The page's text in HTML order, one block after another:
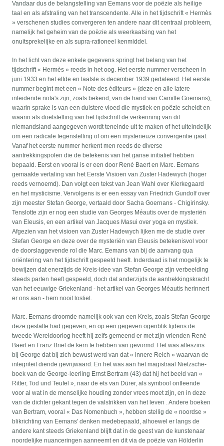
Vandaar dus de belangstelling van Eemans voor de poëzie als heilige
taal en als afstraling van het transcendente. Alle in het tijdschrift « Hermès
» verschenen studies convergeren ten andere naar dit centraal probleem,
namelijk het geheim van de poëzie als weerkaatsing van het
onuitsprekelijke en als supra-rationeel kenmiddel.
In het licht van deze enkele gegevens springt het belang van het
tijdschrift « Hermès » reeds in het oog. Het eerste nummer verscheen in
juni 1933 en het elfde en laatste is december 1939 gedateerd. Het eerste
nummer begint met een « Note des éditeurs » (deze en alle latere
inleidende nota's zijn, zoals bekend, van de hand van Camille Goemans),
waarin sprake is van een duistere vloed die mystiek en poëzie scheidt en
waarin als doelstelling van het tijdschrift de verkenning van dit
niemandsland aangegeven wordt teneinde uit te maken of het uiteindelijk
om een radicale tegenstelling of om een mysterieuze convergentie gaat.
Vanaf het eerste nummer herkent men reeds de diverse
aantrekkingspolen die de betekenis van het ganse initiatief hebben
bepaald. Eerst en vooral is er een door René Baert en Marc. Eemans
gemaakte vertaling van het Eerste Visioen van Zuster Hadewych (hoger
reeds vernoemd). Dan volgt een tekst van Jean Wahl over Kierkegaard
en het mysticisme. Vervolgens is er een essay van Friedrich Gundolf over
zijn meester Stefan George, vertaald door Sacha Goernans - Chigirinsky.
Tenslotte zijn er nog een studie van Georges Méautis over de mysteriën
van Eleusis, en een artikel van Jacques Masui over yoga en mystiek.
Afgezien van het visioen van Zuster Hadewych lijken me de studie over
Stefan George en deze over de mysteriën van Eleusis betekenisvol voor
de doorslaggevende rol die Marc. Eemans van bij de aanvang qua
oriëntering van het tijdschrift gespeeld heeft. Inderdaad is het mogelijk te
bewijzen dat enerzijds de Kreis-idee van Stefan George zijn verbeelding
steeds parten heeft gespeeld, doch dat anderzijds de aantrekkingskracht
van het eeuwige Griekenland - het artikel van Georges Méautis herinnert
er ons aan - hem nooit losliet.
Marc. Eemans droomde namelijk ook van een Kreis, zoals Stefan George
deze gestalte had gegeven, en op een gegeven ogenblik tijdens de
tweede Wereldoorlog heeft hij zelfs gemeend er met zijn vrienden René
Baert en Franz Briel de kern te hebben van gevormd. Het was alleszins
bij George dat bij zich bewust werd van dat « innere Reich » waarvan de
integriteit diende gevrijwaard. En het was aan het magistraal Nietzsche-
boek van de George-leerling Ernst Bertram (43) dat hij het beeld van «
Ritter, Tod und Teufel », naar de ets van Dürer, als symbool ontleende
voor al wat in de menselijke houding zonder vrees moet zijn, en in deze
van de dichter gekant tegen de valstrikken van het leven . Andere boeken
van Bertram, vooral « Das Nomenbuch », hebben stellig de « noordse »
blikrichting van Eemans' denken medebepaald, alhoewel er langs de
andere kant steeds Griekenland blijft dat in de geest van de kunstenaar
noordelijke nuanceringen aanneemt en dit via de poëzie van Hölderlin